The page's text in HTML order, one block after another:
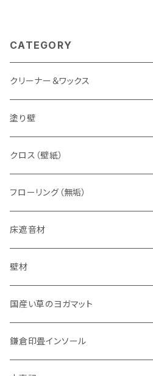
CATEGORY
クリーナー＆ワックス
すべての床用
無垢材専用
塗り壁
下地処理材
珪藻土塗り壁
特別な事情の追加用色粉
漆喰塗り壁
カオリンの壁
補修材
クロス（壁紙）
でんぷん糊
フローリング（無垢）
接着剤
床暖房用
ナチュラルオイル（自然塗装）仕上げ
コーティング仕上げ
床遮音材
壁材
国産い草のヨガマット
国産い草のヨガマット
鎌倉印畳インソール